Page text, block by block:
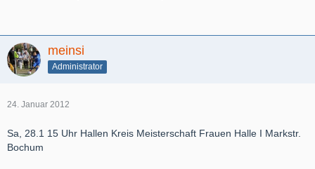
meinsi
Administrator
24. Januar 2012
Sa, 28.1 15 Uhr Hallen Kreis Meisterschaft Frauen Halle I Markstr.
Bochum